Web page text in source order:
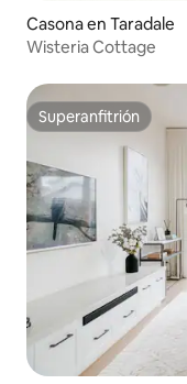
Casona en Taradale
Wisteria Cottage
Superanfitrión
Superanfitrión